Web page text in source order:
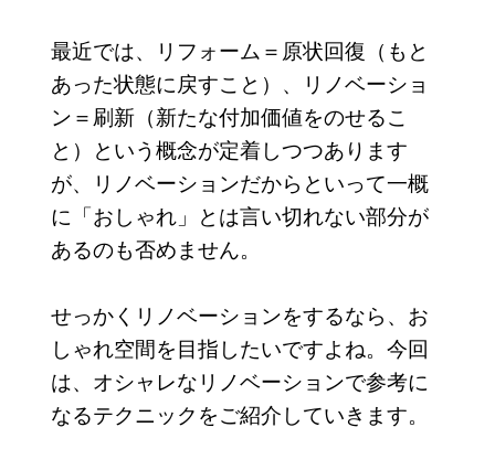
最近では、リフォーム＝原状回復（もと
あった状態に戻すこと）、リノベーショ
ン＝刷新（新たな付加価値をのせるこ
と）という概念が定着しつつあります
が、リノベーションだからといって一概
に「おしゃれ」とは言い切れない部分が
あるのも否めません。
せっかくリノベーションをするなら、お
しゃれ空間を目指したいですよね。今回
は、オシャレなリノベーションで参考に
なるテクニックをご紹介していきます。